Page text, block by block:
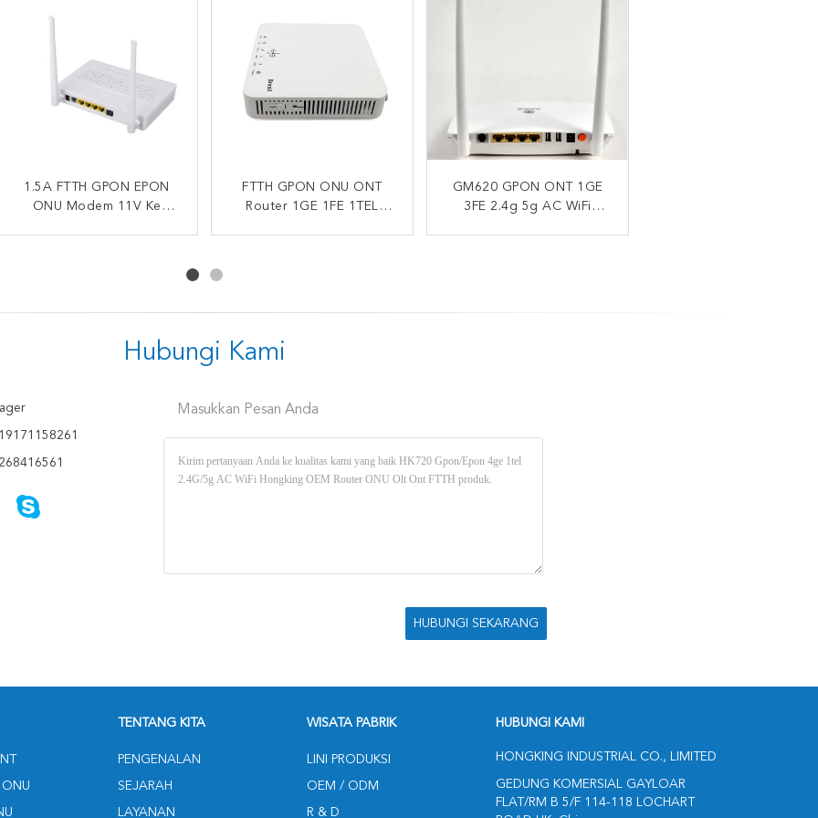
1.5A FTTH GPON EPON
ONU Modem 11V Ke
FTTH GPON ONU ONT
Router 1GE 1FE 1TEL
GM620 GPON ONT 1GE
3FE 2.4g 5g AC WiFi
OEM AC1200 Dual Band
ONU HK718 4GE 1TEL
Nirkabel 4GE 1TEL 2USB
Dual Band ONT OEM WiFi
Dual Band Wifi Router
GPON ONU ONT
Hubungi Kami
Masukkan Pesan Anda
TENTANG KITA
PENGENALAN
SEJARAH
LAYANAN
WISATA PABRIK
LINI PRODUKSI
OEM / ODM
R & D
HUBUNGI KAMI
HONGKING INDUSTRIAL CO., LIMITED
GEDUNG KOMERSIAL GAYLOAR
FLAT/RM B 5/F 114-118 LOCHART